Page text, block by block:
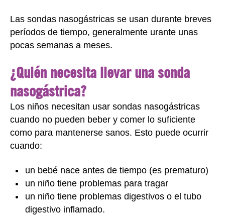
Las sondas nasogástricas se usan durante breves
períodos de tiempo, generalmente urante unas
pocas semanas a meses.
¿Quién necesita llevar una sonda
nasogástrica?
Los niños necesitan usar sondas nasogástricas
cuando no pueden beber y comer lo suficiente
como para mantenerse sanos. Esto puede ocurrir
cuando:
un bebé nace antes de tiempo (es prematuro)
un niño tiene problemas para tragar
un niño tiene problemas digestivos o el tubo
digestivo inflamado.